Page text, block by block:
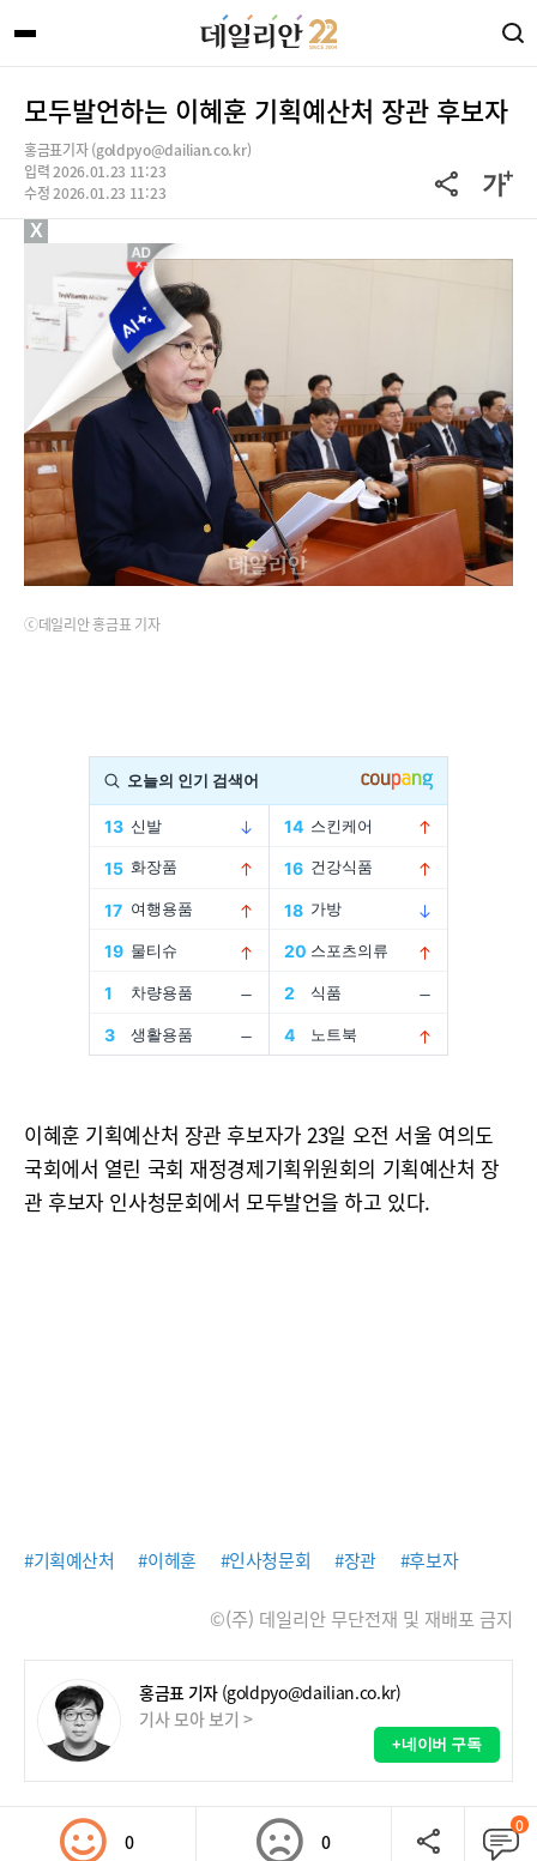
모두발언하는 이혜훈 기획예산처 장관 후보자
홍금표기자 (goldpyo@dailian.co.kr)
입력 2026.01.23 11:23
수정 2026.01.23 11:23
ⓒ데일리안 홍금표 기자
이혜훈 기획예산처 장관 후보자가 23일 오전 서울 여의도
국회에서 열린 국회 재정경제기획위원회의 기획예산처 장
관 후보자 인사청문회에서 모두발언을 하고 있다.
#기획예산처 #이헤훈 #인사청문회 #장관 #후보자
©(주) 데일리안 무단전재 및 재배포 금지
홍금표 기자 (goldpyo@dailian.co.kr)
기사 모아 보기 >
+네이버 구독
0 0
0
X